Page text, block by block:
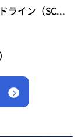
ライン（SC...